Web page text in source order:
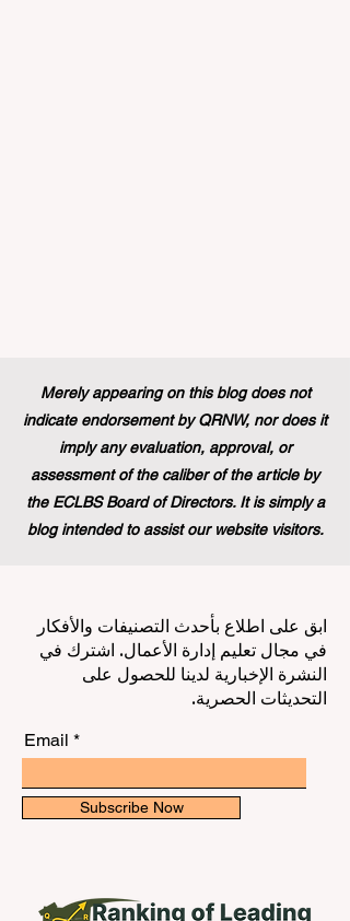
Merely appearing on this blog does not
indicate endorsement by QRNW, nor does it
imply any evaluation, approval, or
assessment of the caliber of the article by
the ECLBS Board of Directors. It is simply a
blog intended to assist our website visitors.
ابق على اطلاع بأحدث التصنيفات والأفكار
في مجال تعليم إدارة الأعمال. اشترك في
النشرة الإخبارية لدينا للحصول على
التحديثات الحصرية.
Email
Subscribe Now